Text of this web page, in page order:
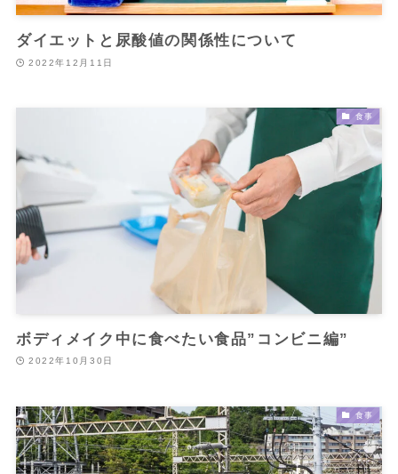
ダイエットと尿酸値の関係性について
2022年12月11日
食事
ボディメイク中に食べたい食品”コンビニ編”
2022年10月30日
食事